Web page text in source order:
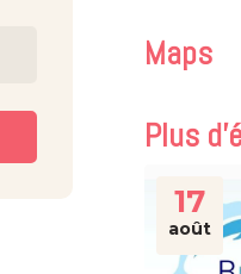
Maps
Plus
17
août